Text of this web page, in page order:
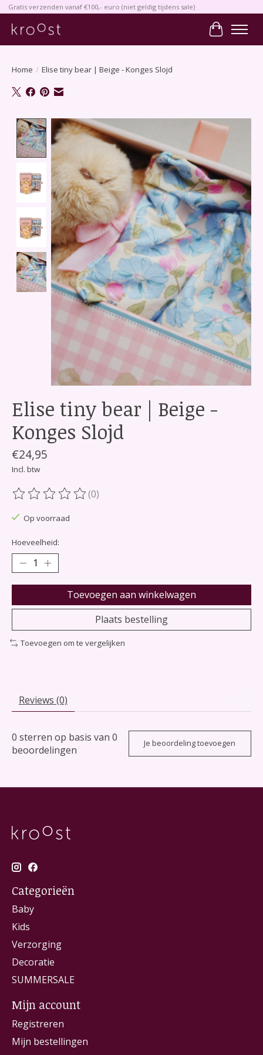
Gratis verzenden vanaf €100,- euro (niet geldig tijdens sale)
Home / Elise tiny bear | Beige - Konges Slojd
Product image slideshow Items
Elise tiny bear | Beige -
Konges Slojd
€24,95
Incl. btw
De beoordeling van dit product is
(0)
Op voorraad
Hoeveelheid:
Toevoegen aan winkelwagen
Plaats bestelling
Toevoegen om te vergelijken
Reviews (0)
0 sterren op basis van 0
beoordelingen
Je beoordeling toevoegen
Categorieën
Baby
Kids
Verzorging
Decoratie
SUMMERSALE
Mijn account
Registreren
Mijn bestellingen